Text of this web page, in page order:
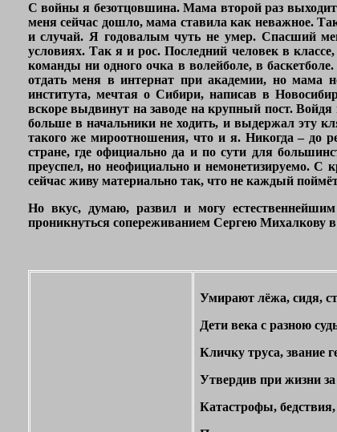
С войны я безотцовшина. Мама второй раз
меня сейчас дошло, мама ставила как неважное.
и случай. Я годовалым чуть не умер. Спасший
условиях. Так я и рос. Последний человек в
команды ни одного очка в волейболе, в
отдать меня в интернат при академии, но мама
института, мечтая о Сибири, написав в
вскоре выдвинут на заводе на крупный пост.
больше в начальники не ходить, и выдержал эту
такого же мироотношения, что и я. Никогда – до
стране, где официально да и по сути для
преуспел, но неофициально и немонетизируемо.
сейчас живу материально так, что не каждый
Но вкус, думаю, развил и могу
проникнуться сопереживанием Сергею Михалкову
Умирают лёжа, сидя,
Дети века с разною
Кличку труса, звание
Утвердив при жизни за
Катастрофы,